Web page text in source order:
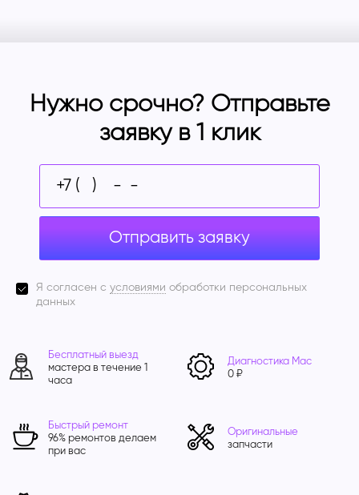
Нужно срочно? Отправьте
заявку в 1 клик
Отправить заявку
Я согласен с условиями обработки персональных
данных
Бесплатный выезд
мастера в течение 1
часа
Диагностика Mac
0 ₽
Быстрый ремонт
96% ремонтов делаем
при вас
Оригинальные
запчасти